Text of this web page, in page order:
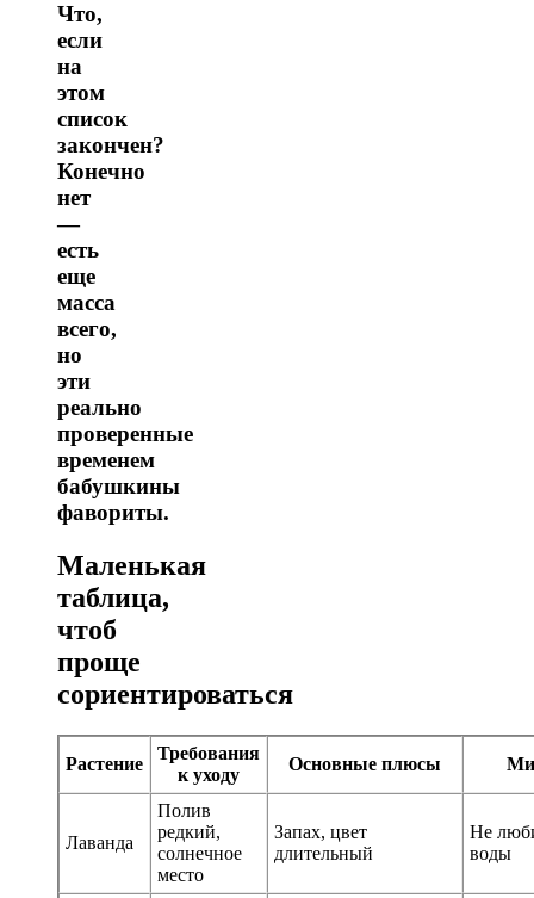
Что,
если
на
этом
список
закончен?
Конечно
нет
—
есть
еще
масса
всего,
но
эти
реально
проверенные
временем
бабушкины
фавориты.
Маленькая
таблица,
чтоб
проще
сориентироваться
Растение
Требования
к уходу
Основные плюсы
Лаванда
Полив
редкий,
солнечное
место
Запах, цвет
длительный
Не
воды